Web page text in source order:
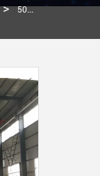
> 500m3 Modèle De Drague De Quai Dégraphie De Boue Dégraphie De Boue Bateau Dans Les Ports Pour Le Travail Sur Le Chantier De Dragage